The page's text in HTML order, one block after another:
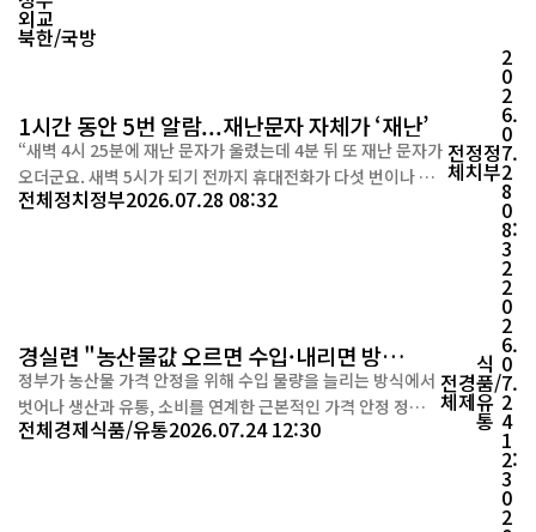
외교
북한/국방
1시간 동안 5번 알람...재난문자 자체가 ‘재난’
“새벽 4시 25분에 재난 문자가 울렸는데 4분 뒤 또 재난 문자가
오더군요. 새벽 5시가 되기 전까지 휴대전화가 다섯 번이나 울
렸어요.” 집중호우가 이어진 지난 24일 새벽, 충남 아산시에 거
전체정치정부2026.07.28 08:32
전
체
정
치
정
부
2
0
2
6.
0
7.
2
8
0
8:
3
2
경실련 "농산물값 오르면 수입·내리면 방
치"…정부 가격정책 전환 촉구
정부가 농산물 가격 안정을 위해 수입 물량을 늘리는 방식에서
벗어나 생산과 유통, 소비를 연계한 근본적인 가격 안정 정책을
마련해야 한다는 시민단체의 주장이 나왔다. 경제정의실천시
전체경제식품/유통2026.07.24 12:30
전
체
경
제
식
품/
유
통
2
0
2
6.
0
7.
2
4
1
2:
3
0
2